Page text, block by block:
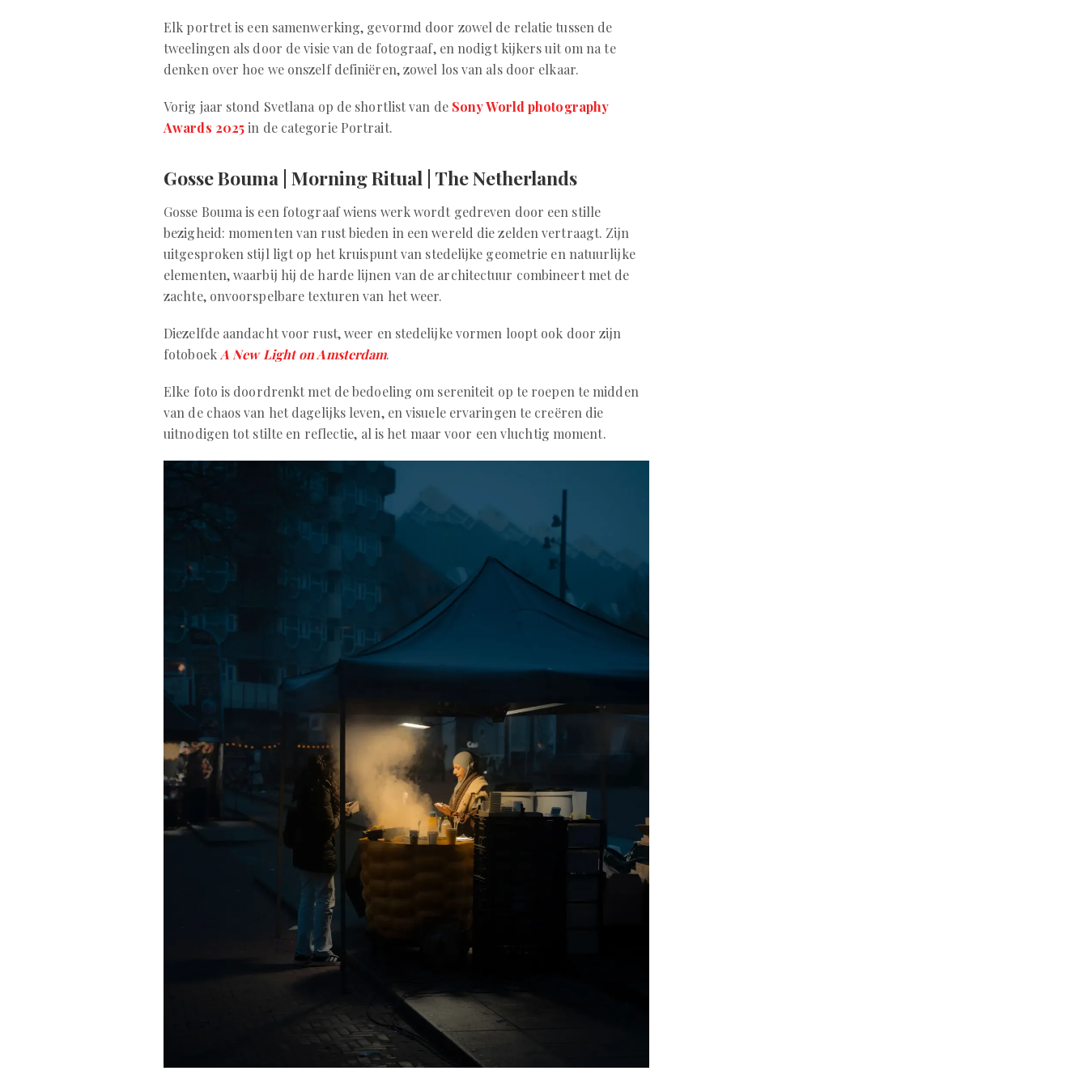
Elk portret is een samenwerking, gevormd door zowel de relatie tussen de
tweelingen als door de visie van de fotograaf, en nodigt kijkers uit om na te
denken over hoe we onszelf definiëren, zowel los van als door elkaar.
Vorig jaar stond Svetlana op de shortlist van de Sony World photography
Awards 2025in de categorie Portrait.
Gosse Bouma | Morning Ritual | The Netherlands
Gosse Bouma is een fotograaf wiens werk wordt gedreven door een stille
bezigheid: momenten van rust bieden in een wereld die zelden vertraagt. Zijn
uitgesproken stijl ligt op het kruispunt van stedelijke geometrie en natuurlijke
elementen, waarbij hij de harde lijnen van de architectuur combineert met de
zachte, onvoorspelbare texturen van het weer.
Diezelfde aandacht voor rust, weer en stedelijke vormen loopt ook door zijn
fotoboekA New Light on Amsterdam.
Elke foto is doordrenkt met de bedoeling om sereniteit op te roepen te midden
van de chaos van het dagelijks leven, en visuele ervaringen te creëren die
uitnodigen tot stilte en reflectie, al is het maar voor een vluchtig moment.